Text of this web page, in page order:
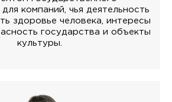
компаний, чья деятельность
здоровье человека, интересы
государства и объекты
культуры.